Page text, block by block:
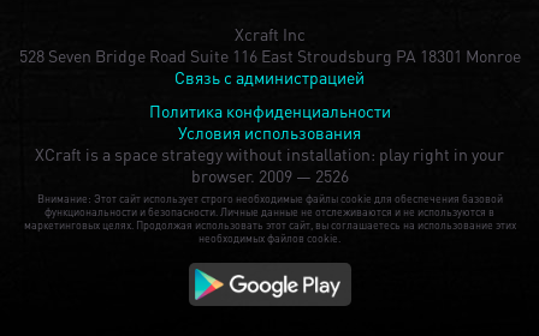
Xcraft Inc
528 Seven Bridge Road Suite 116 East Stroudsburg PA 18301 Monroe
Связь с администрацией
Политика конфиденциальности
Условия использования
XCraft is a space strategy without installation: play right in your
browser. 2009 — 2526
Внимание: Этот сайт использует строго необходимые файлы cookie для обеспечения базовой
функциональности и безопасности. Личные данные не отслеживаются и не используются в
маркетинговых целях. Продолжая использовать этот сайт, вы соглашаетесь на использование этих
необходимых файлов cookie.